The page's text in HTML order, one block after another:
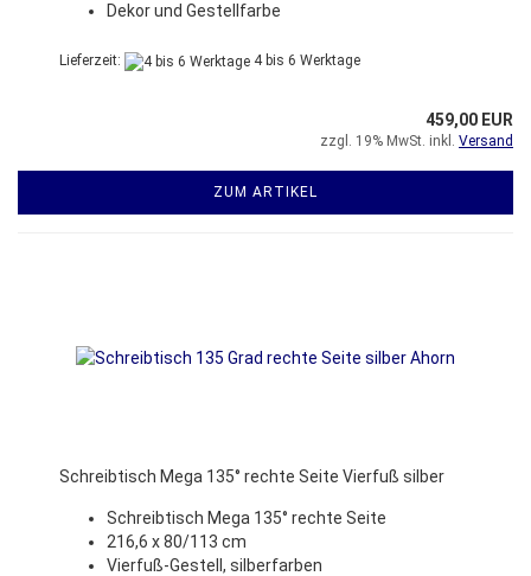
Dekor und Gestellfarbe
Lieferzeit: 4 bis 6 Werktage
459,00 EUR
zzgl. 19% MwSt. inkl. Versand
ZUM ARTIKEL
Schreibtisch Mega 135° rechte Seite Vierfuß silber
Schreibtisch Mega 135° rechte Seite
216,6 x 80/113 cm
Vierfuß-Gestell, silberfarben